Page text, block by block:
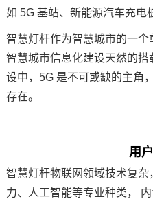
如 5G 基站、新能源汽车充电
智慧灯杆作为智慧城市的一
智慧城市信息化建设天然的
设中，5G 是不可或缺的主角
存在。
用
智慧灯杆物联网领域技术复杂
力、人工智能等专业种类，